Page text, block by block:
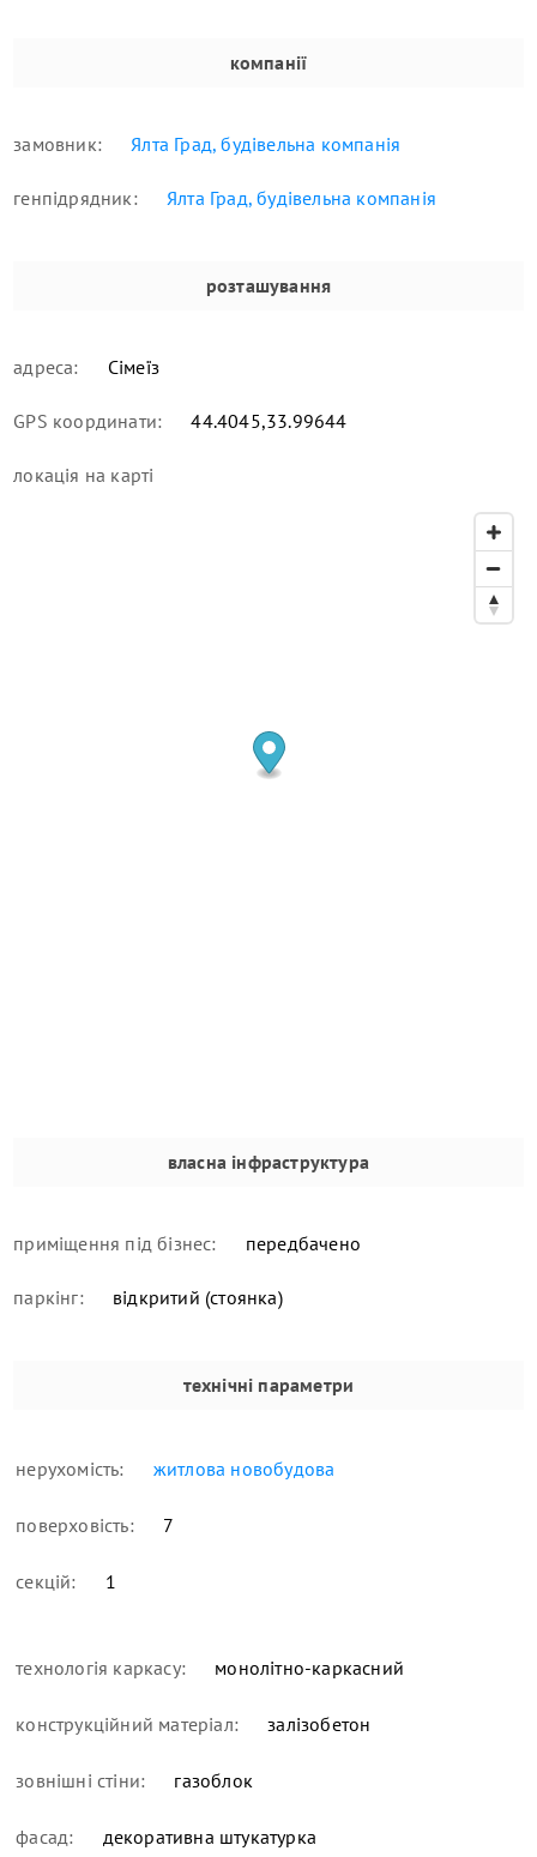
компанії
замовник: Ялта Град, будівельна компанія
генпідрядник: Ялта Град, будівельна компанія
розташування
адреса: Сімеїз
GPS координати: 44.4045,33.99644
локація на карті
власна інфраструктура
приміщення під бізнес: передбачено
паркінг: відкритий (стоянка)
технічні параметри
нерухомість: житлова новобудова
поверховість: 7
секцій: 1
технологія каркасу: монолітно-каркасний
конструкційний матеріал: залізобетон
зовнішні стіни: газоблок
фасад: декоративна штукатурка